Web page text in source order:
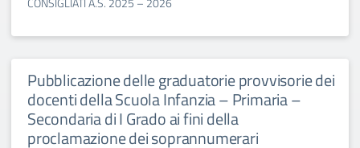
Pubblicazione delle graduatorie provvisorie dei
docenti della Scuola Infanzia – Primaria –
Secondaria di I Grado ai fini della
proclamazione dei soprannumerari